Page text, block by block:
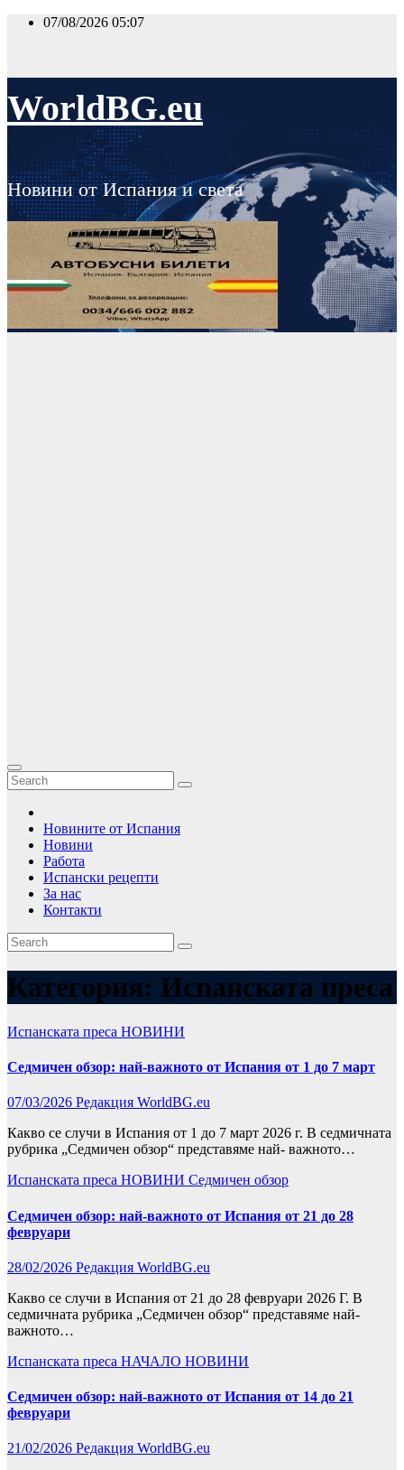
Skip
07/08/2026 05:07
WorldBG.eu
Новини от Испания и света
Новините от Испания
Новини
Работа
Испански рецепти
За нас
Контакти
Категория: Испанската преса
Испанската преса НОВИНИ
Седмичен обзор: най-важното от Испания от 1 до 7 март
07/03/2026 Редакция WorldBG.eu
Какво се случи в Испания от 1 до 7 март 2026 г. В седмичната
рубрика „Седмичен обзор“ представяме най- важното…
Испанската преса НОВИНИ Седмичен обзор
Седмичен обзор: най-важното от Испания от 21 до 28
февруари
28/02/2026 Редакция WorldBG.eu
Какво се случи в Испания от 21 до 28 февруари 2026 Г. В
седмичната рубрика „Седмичен обзор“ представяме най-
важното…
Испанската преса НАЧАЛО НОВИНИ
Седмичен обзор: най-важното от Испания от 14 до 21
февруари
21/02/2026 Редакция WorldBG.eu